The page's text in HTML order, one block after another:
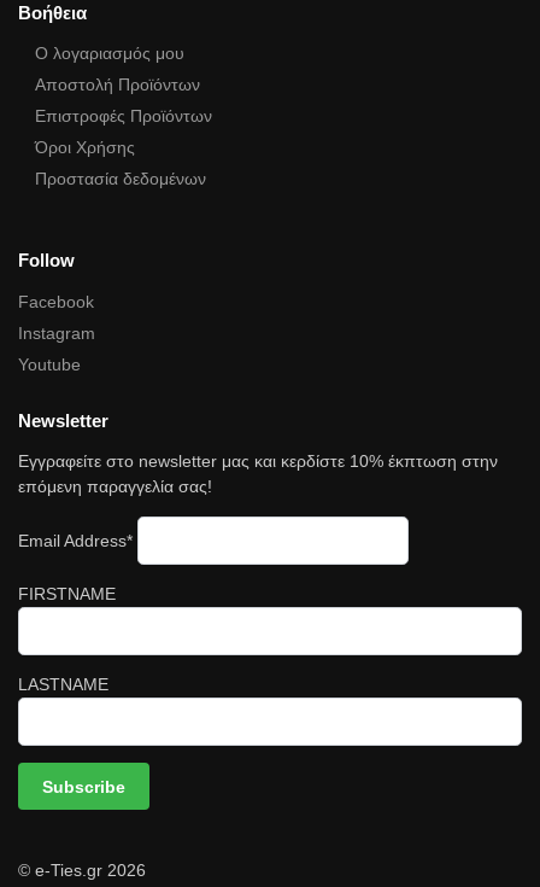
Βοήθεια
Ο λογαριασμός μου
Αποστολή Προϊόντων
Επιστροφές Προϊόντων
Όροι Χρήσης
Προστασία δεδομένων
Follow
Facebook
Instagram
Youtube
Newsletter
Εγγραφείτε στο newsletter μας και κερδίστε 10% έκπτωση στην
επόμενη παραγγελία σας!
Email Address*
FIRSTNAME
LASTNAME
© e-Ties.gr 2026